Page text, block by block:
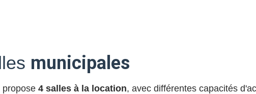
municipales
propose 4 salles à la location, avec différentes capacités